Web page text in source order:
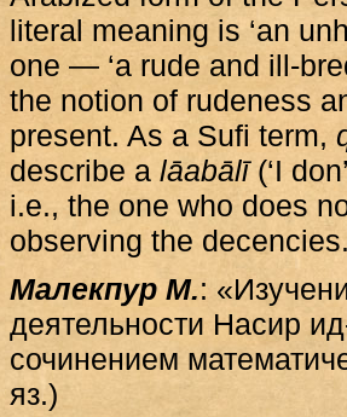
literal meaning is ‘an
one — ‘a rude and ill-
the notion of rudeness
present. As a Sufi term,
describe a lāabālī (‘I
i.e., the one who does
observing the
Малекпур М.:
деятельности Насир
сочинением
яз.)